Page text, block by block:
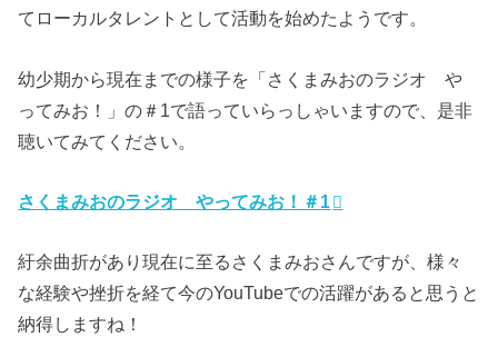
てローカルタレントとして活動を始めたようです。
幼少期から現在までの様子を「さくまみおのラジオ や
ってみお！」の＃1で語っていらっしゃいますので、是非
聴いてみてください。
さくまみおのラジオ やってみお！＃1
紆余曲折があり現在に至るさくまみおさんですが、様々
な経験や挫折を経て今のYouTubeでの活躍があると思うと
納得しますね！